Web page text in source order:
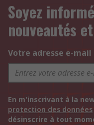
Soyez
nouveautés
Votre adresse e-mail
En m'inscrivant à la
protection des données
désinscrire à tout